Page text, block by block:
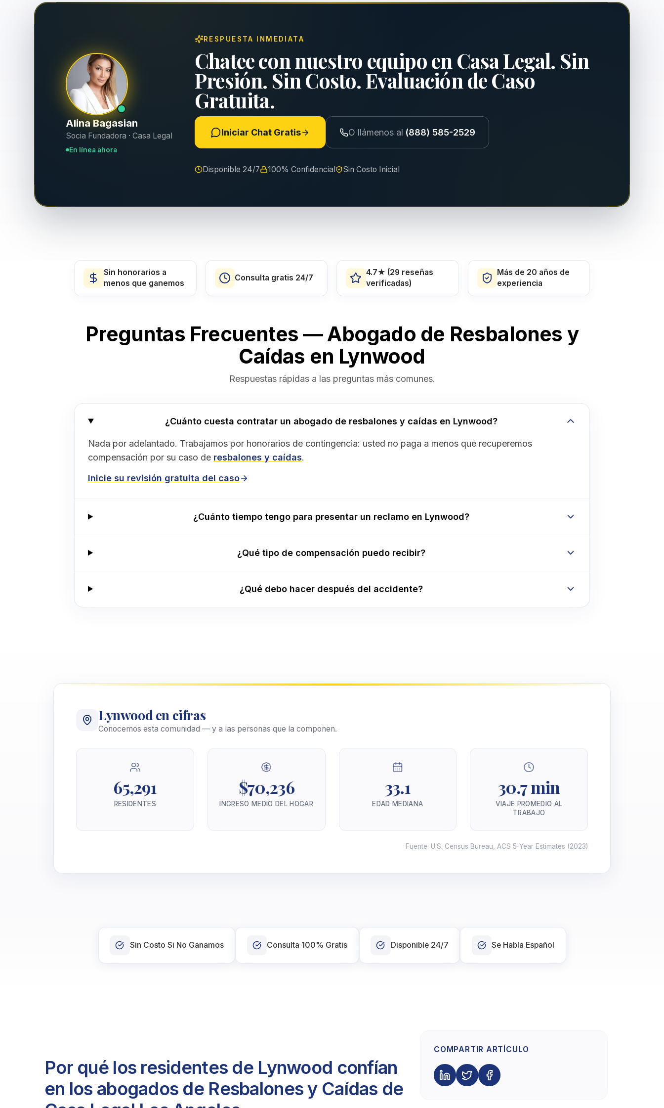
Alina Bagasian
Socia Fundadora · Casa Legal
En línea ahora
RESPUESTA INMEDIATA
Chatee con nuestro equipo en Casa Legal. Sin
Presión. Sin Costo. Evaluación de Caso
Gratuita.
Iniciar Chat Gratis O llámenos al (888) 585-2529
Disponible 24/7 100% Confidencial Sin Costo Inicial
Sin honorarios a
menos que ganemos
Consulta gratis 24/7
4.7★ (29 reseñas
verificadas)
Más de 20 años de
experiencia
Preguntas Frecuentes — Abogado de Resbalones y
Caídas en Lynwood
Respuestas rápidas a las preguntas más comunes.
¿Cuánto cuesta contratar un abogado de resbalones y caídas en Lynwood?
Nada por adelantado. Trabajamos por honorarios de contingencia: usted no paga a menos que recuperemos
compensación por su caso de resbalones y caídas.
Inicie su revisión gratuita del caso
¿Cuánto tiempo tengo para presentar un reclamo en Lynwood?
¿Qué tipo de compensación puedo recibir?
¿Qué debo hacer después del accidente?
Lynwood en cifras
Conocemos esta comunidad — y a las personas que la componen.
65,291
RESIDENTES
$70,236
INGRESO MEDIO DEL HOGAR
33.1
EDAD MEDIANA
30.7 min
VIAJE PROMEDIO AL
TRABAJO
Fuente: U.S. Census Bureau, ACS 5-Year Estimates (2023)
Sin Costo Si No Ganamos Consulta 100% Gratis Disponible 24/7 Se Habla Español
Por qué los residentes de Lynwood confían
en los abogados de Resbalones y Caídas de
COMPARTIR ARTÍCULO